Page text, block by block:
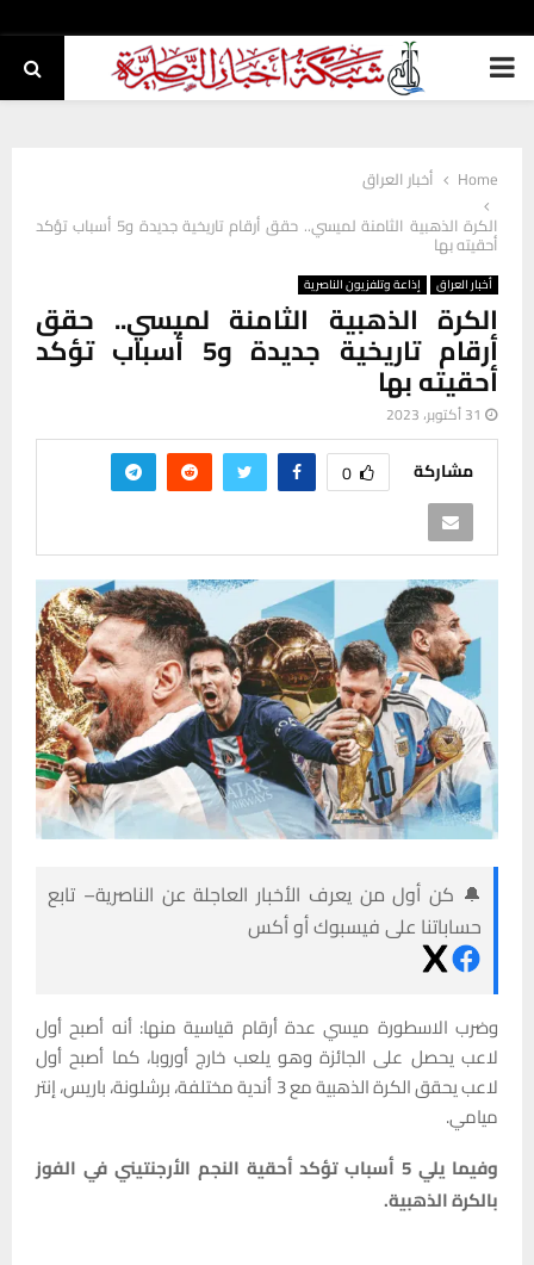
PRIMARY
Home
أخبار العراق
الكرة الذهبية الثامنة لميسي.. حقق أرقام تاريخية جديدة و5 أسباب تؤكد
أحقيته بها
أخبار العراق إذاعة وتلفزيون الناصرية
الكرة الذهبية الثامنة لميسي.. حقق
أرقام تاريخية جديدة و5 أسباب تؤكد
أحقيته بها
31 أكتوبر، 2023
مشاركة 0
🔔 كن أول من يعرف الأخبار العاجلة عن الناصرية– تابع
حساباتنا على فيسبوك أو أكس
وضرب الاسطورة ميسي عدة أرقام قياسية منها: أنه أصبح أول
لاعب يحصل على الجائزة وهو يلعب خارج أوروبا، كما أصبح أول
لاعب يحقق الكرة الذهبية مع 3 أندية مختلفة، برشلونة، باريس، إنتر
ميامي.
وفيما يلي 5 أسباب تؤكد أحقية النجم الأرجنتيني في الفوز
بالكرة الذهبية.